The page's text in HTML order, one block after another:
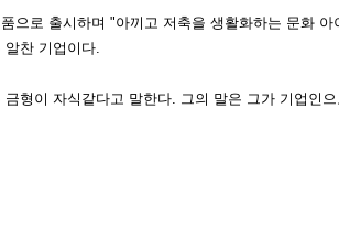
으로 출시하며 "아끼고 저축을 생활화하는 문화
알찬 기업이다.
형이 자식같다고 말한다. 그의 말은 그가 기업인